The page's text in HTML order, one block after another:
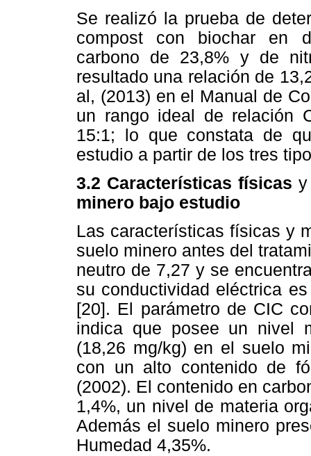
Se realizó la prueba de
compost con biochar en
carbono de 23,8% y de
resultado una relación de
al, (2013) en el Manual de
un rango ideal de relación
15:1; lo que constata de
estudio a partir de los tres
3.2 Características físicas
minero bajo estudio
Las características físicas y
suelo minero antes del
neutro de 7,27 y se
su conductividad eléctrica
[20]. El parámetro de CIC
indica que posee un nivel
(18,26 mg/kg) en el suelo
con un alto contenido de
(2002). El contenido en
1,4%, un nivel de materia
Además el suelo minero
Humedad 4,35%.